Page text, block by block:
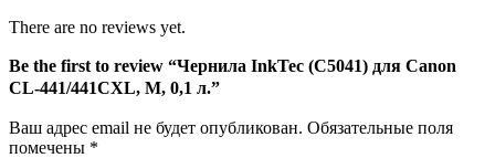
There are no reviews yet.
Be the first to review “Чернила InkTec (C5041) для Canon
CL-441/441CXL, M, 0,1 л.”
Ваш адрес email не будет опубликован. Обязательные поля
помечены *